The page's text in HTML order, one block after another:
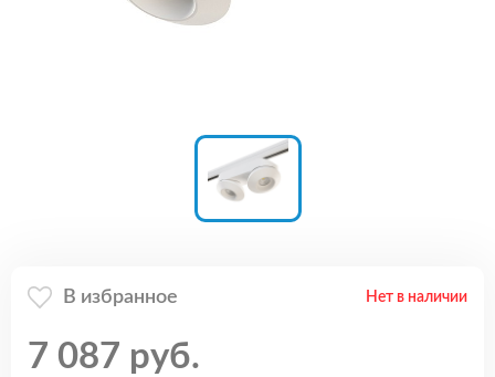
В избранное Нет в наличии
7 087 руб.